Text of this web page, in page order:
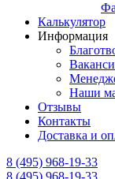
Калькулятор
Информация
Наши
Отзывы
Контакты
Доставка и
8 (495) 968-19-33
8 (495) 968-19-33